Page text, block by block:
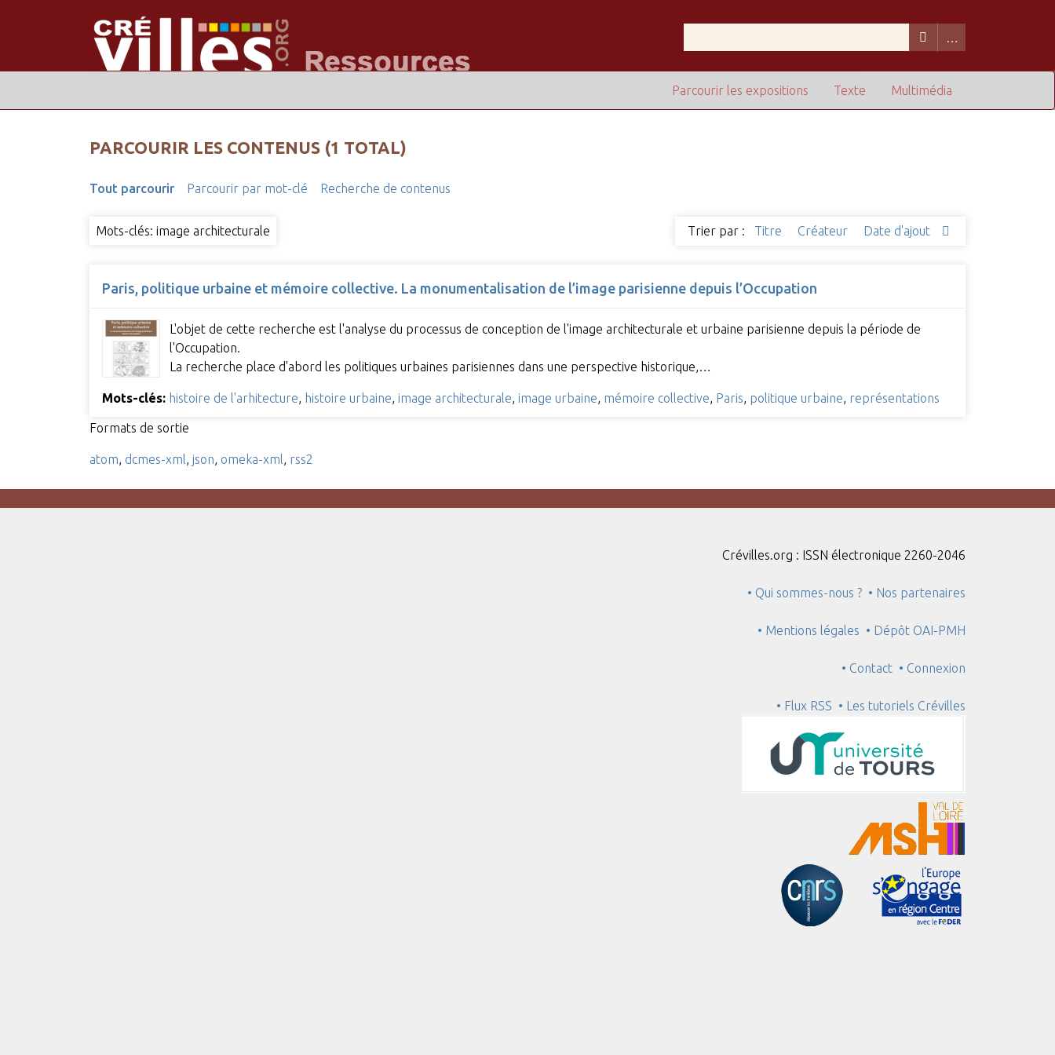
Multimédia
Texte
Parcourir les expositions
PARCOURIR LES CONTENUS (1 TOTAL)
Tout parcourir Parcourir par mot-clé Recherche de contenus
Mots-clés: image architecturale Trier par : Titre Créateur Date d'ajout
Paris, politique urbaine et mémoire collective. La monumentalisation de l’image parisienne depuis l’Occupation
L'objet de cette recherche est l'analyse du processus de conception de l'image architecturale et urbaine parisienne depuis la période de
l'Occupation.
La recherche place d'abord les politiques urbaines parisiennes dans une perspective historique,…
Mots-clés: histoire de l'arhitecture histoire urbaine image architecturale image urbaine mémoire collective Paris politique urbaine représentations
Formats de sortie
atom dcmes-xml json omeka-xml rss2
Crévilles.org : ISSN électronique 2260-2046
• Qui sommes-nous ? • Nos partenaires
• Mentions légales • Dépôt OAI-PMH
• Contact • Connexion
• Flux RSS • Les tutoriels Crévilles